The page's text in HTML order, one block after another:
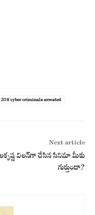
208 cyber criminals arrested
Next article
విలన్‌గా చేసిన సినిమా మీకు
గుర్తుందా?